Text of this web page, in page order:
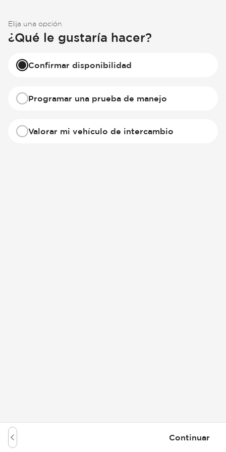
Elija una opción
¿Qué le gustaría hacer?
Confirmar disponibilidad
Programar una prueba de manejo
Valorar mi vehículo de intercambio
Continuar